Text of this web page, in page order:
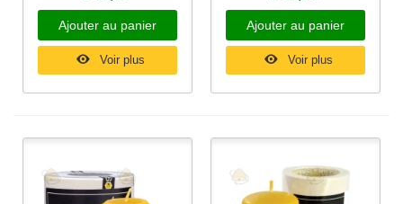
Ajouter au panier
Voir plus
Ajouter au panier
Voir plus